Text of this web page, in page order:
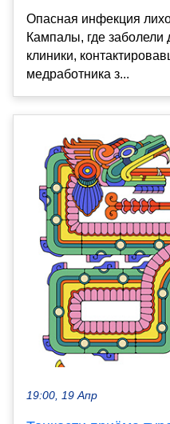
Опасная инфекция
Кампалы, где заболели
клиники,
медработника з...
19:00, 19 Апр